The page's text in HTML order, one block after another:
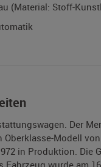
(Material: Stoff-
Der
Oberklasse-Modell
in Produktion. Die